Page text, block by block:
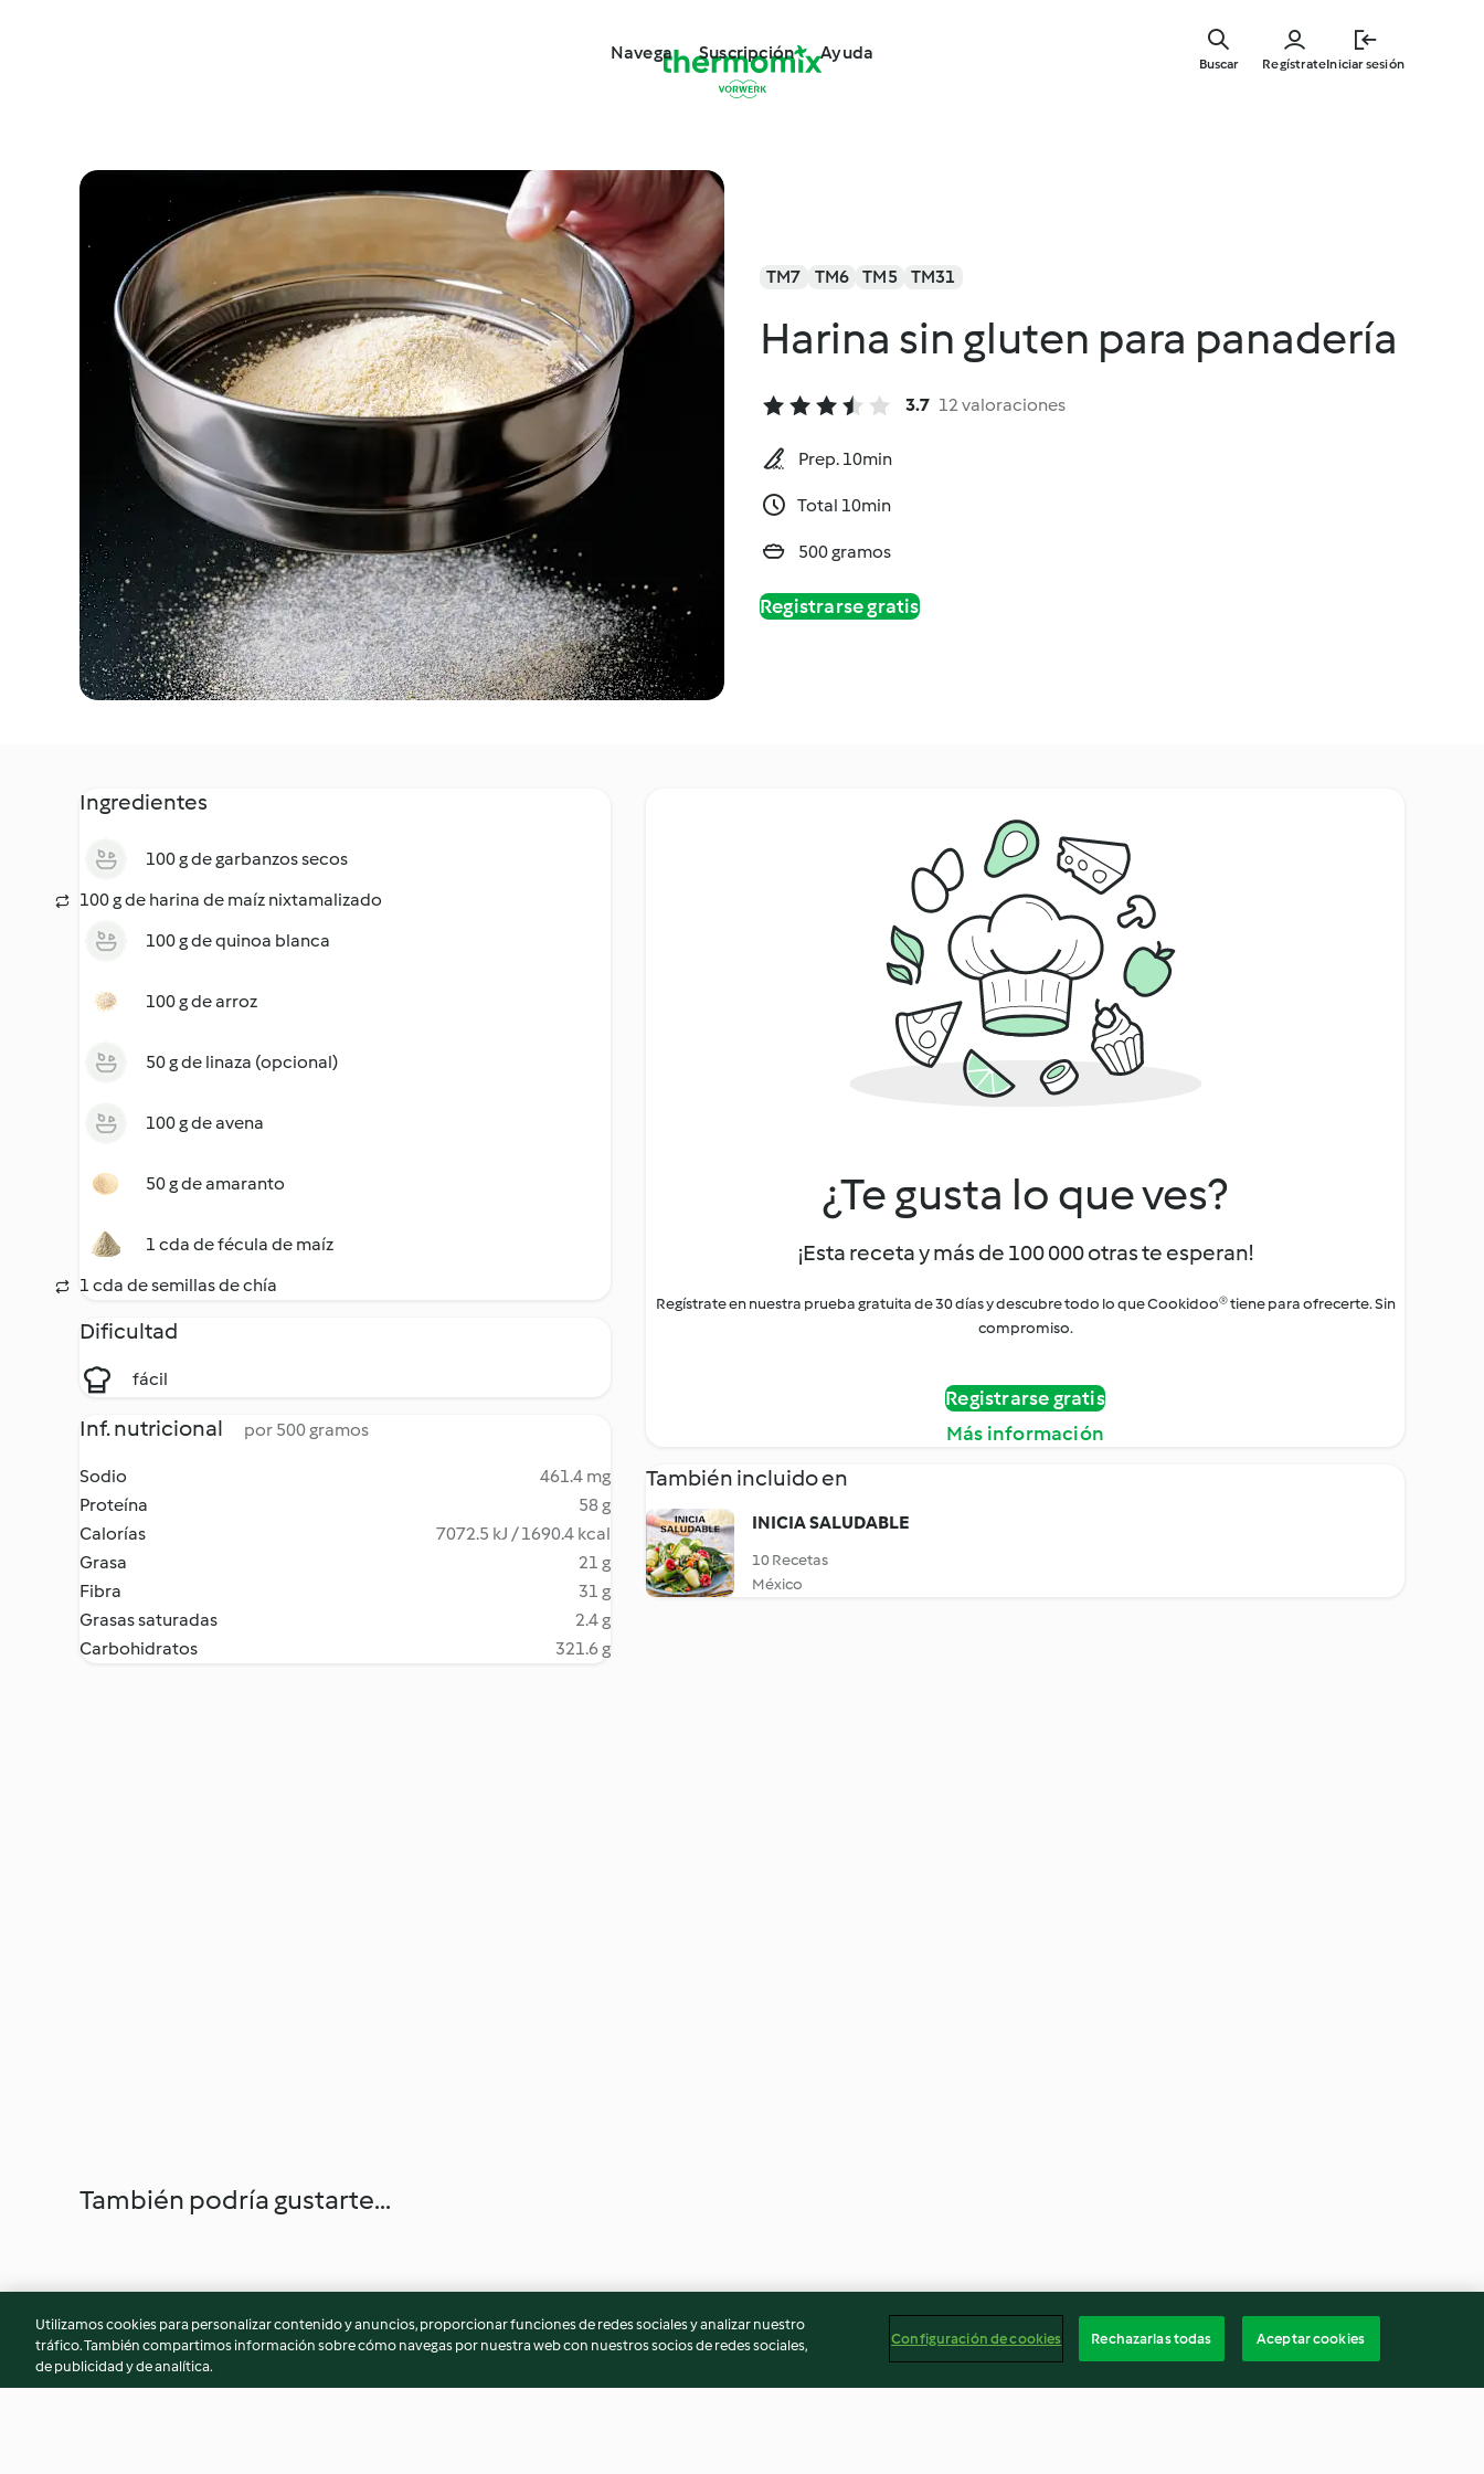
Navega Suscripción Ayuda
RegístrateIniciar sesión
Buscar
TM7 TM6 TM5 TM31
Harina sin gluten para panadería
3.7 12 valoraciones
Prep. 10min
Total 10min
500 gramos
Registrarse gratis
Ingredientes
100 g de garbanzos secos
100 g de harina de maíz nixtamalizado
100 g de quinoa blanca
100 g de arroz
50 g de linaza (opcional)
100 g de avena
50 g de amaranto
1 cda de fécula de maíz
1 cda de semillas de chía
Dificultad
fácil
Inf. nutricional por 500 gramos
Sodio
461.4 mg
Proteína
58 g
Calorías
7072.5 kJ / 1690.4 kcal
Grasa
21 g
Fibra
31 g
Grasas saturadas
2.4 g
Carbohidratos
321.6 g
¿Te gusta lo que ves?
¡Esta receta y más de 100 000 otras te esperan!
Regístrate en nuestra prueba gratuita de 30 días y descubre todo lo que Cookidoo® tiene para ofrecerte. Sin
compromiso.
Registrarse gratis
Más información
También incluido en
INICIA SALUDABLE
10 Recetas
México
También podría gustarte...
Utilizamos cookies para personalizar contenido y anuncios, proporcionar funciones de redes sociales y analizar nuestro
tráfico. También compartimos información sobre cómo navegas por nuestra web con nuestros socios de redes sociales,
de publicidad y de analítica.
Configuración de cookies Rechazarlas todas Aceptar cookies